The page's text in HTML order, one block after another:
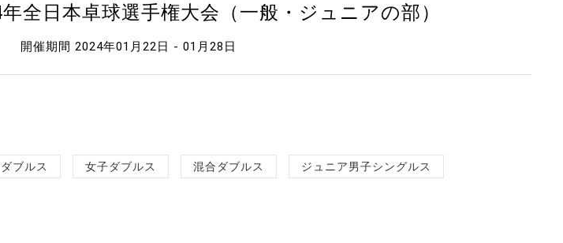
全日本卓球選手権大会（一般・ジュニアの部）
開催期間 2024年01月22日 - 01月28日
ブルス 女子ダブルス 混合ダブルス ジュニア男子シングルス